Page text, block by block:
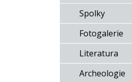
Spolky
Fotogalerie
Literatura
Archeologie